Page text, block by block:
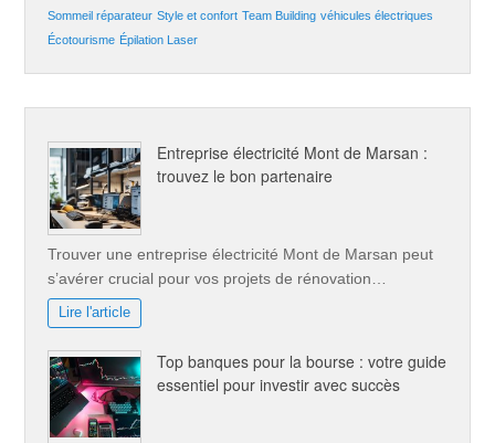
Sommeil réparateur Style et confort Team Building véhicules électriques
Écotourisme Épilation Laser
Entreprise électricité Mont de Marsan :
trouvez le bon partenaire
Trouver une entreprise électricité Mont de Marsan peut
s’avérer crucial pour vos projets de rénovation…
Lire l'article
Top banques pour la bourse : votre guide
essentiel pour investir avec succès